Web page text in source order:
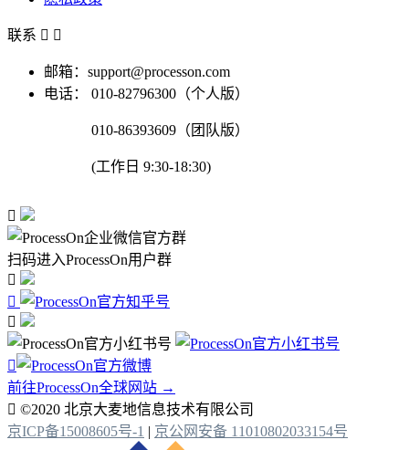
联系  
邮箱：support@processon.com
电话：
010-82796300（个人版）
010-86393609（团队版）
(工作日 9:30-18:30)

扫码进入ProcessOn用户群




前往ProcessOn全球网站 →
 ©2020 北京大麦地信息技术有限公司
京ICP备15008605号-1 | 京公网安备 11010802033154号